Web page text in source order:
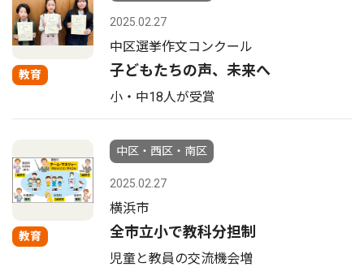
教育
2025.02.27
中区選挙作文コンクール
子どもたちの声、未来へ
小・中18人が受賞
教育
中区・西区・南区
2025.02.27
横浜市
全市立小で教科分担制
児童と教員の交流機会増